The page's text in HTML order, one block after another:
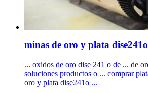
minas de oro y plata
... oxidos de oro dise 241 o de ... de
soluciones productos o ... comprar
oro y plata dise241o ...